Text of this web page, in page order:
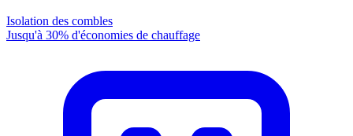
Isolation des combles
Jusqu'à 30% d'économies de chauffage